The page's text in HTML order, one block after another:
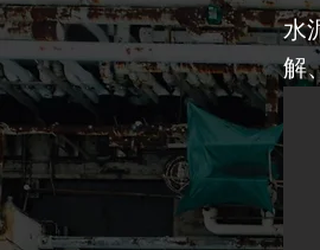
水
解